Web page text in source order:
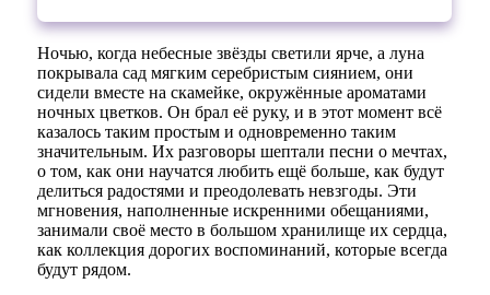
Ночью, когда небесные звёзды светили ярче, а луна
покрывала сад мягким серебристым сиянием, они
сидели вместе на скамейке, окружённые ароматами
ночных цветков. Он брал её руку, и в этот момент всё
казалось таким простым и одновременно таким
значительным. Их разговоры шептали песни о мечтах,
о том, как они научатся любить ещё больше, как будут
делиться радостями и преодолевать невзгоды. Эти
мгновения, наполненные искренними обещаниями,
занимали своё место в большом хранилище их сердца,
как коллекция дорогих воспоминаний, которые всегда
будут рядом.